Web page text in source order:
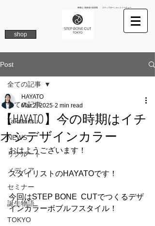
南青山 表参道の美容院 ステップボーンカットトーキョー
shop
Post
全ての記事
Takamitsu
NEWS
リクルート
メディア
セミナー
誕生物語
TOKYO
全ての記事
【HAYATO】今の時期はイチ
オシデザインカラー
HAYATO
Mar 2, 2025 2 min read
おはようございます！
スタイリストのHAYATOです！
今回はSTEP BONE  CUTでつくるデザ
インカラーボブルフスタイル！